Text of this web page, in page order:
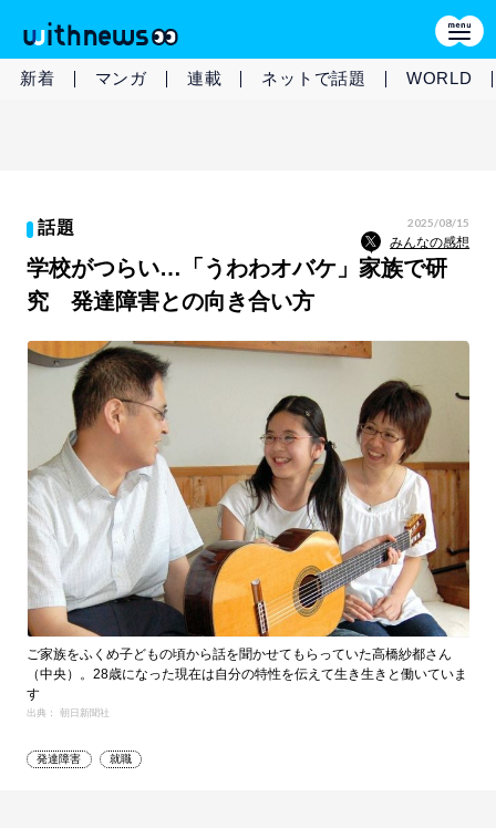
新着 マンガ 連載 ネットで話題 WORLD
話題 2025/08/15
みんなの感想
学校がつらい…「うわわオバケ」家族で研
究 発達障害との向き合い方
ご家族をふくめ子どもの頃から話を聞かせてもらっていた高橋紗都さん
（中央）。28歳になった現在は自分の特性を伝えて生き生きと働いていま
す
出典： 朝日新聞社
発達障害 就職